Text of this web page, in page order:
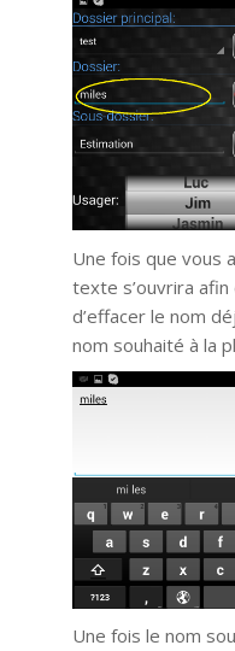
Une fois que vous
texte s’ouvrira
d’effacer le nom
nom souhaité à la
Une fois le nom